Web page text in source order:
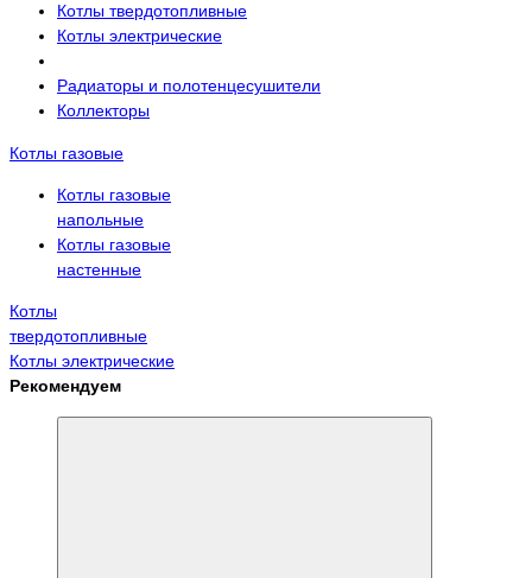
Котлы твердотопливные
Котлы электрические
Радиаторы и полотенцесушители
Коллекторы
Котлы газовые
Котлы газовые
напольные
Котлы газовые
настенные
Котлы
твердотопливные
Котлы электрические
Рекомендуем